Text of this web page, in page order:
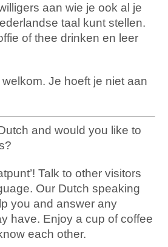
aan wie je ook al je
taal kunt stellen.
of thee drinken en leer
Je hoeft je niet aan
and would you like to
Talk to other visitors
Our Dutch speaking
you and answer any
have. Enjoy a cup of coffee
each other.